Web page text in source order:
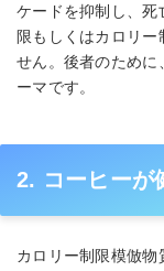
ケードを抑制し、死
限もしくはカロリ
せん。後者のために
ーマです。
2. コーヒーが
カロリー制限模倣物